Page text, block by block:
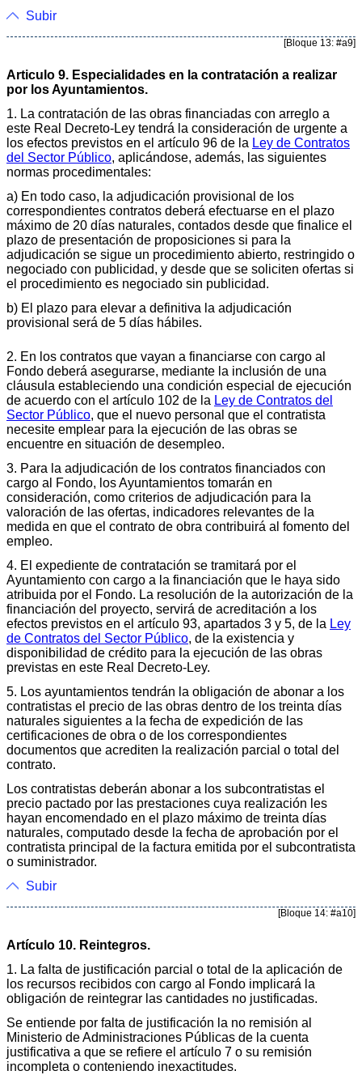
Subir
[Bloque 13: #a9]
Articulo 9. Especialidades en la contratación a realizar
por los Ayuntamientos.
1. La contratación de las obras financiadas con arreglo a
este Real Decreto-Ley tendrá la consideración de urgente a
los efectos previstos en el artículo 96 de la Ley de Contratos
del Sector Público, aplicándose, además, las siguientes
normas procedimentales:
a) En todo caso, la adjudicación provisional de los
correspondientes contratos deberá efectuarse en el plazo
máximo de 20 días naturales, contados desde que finalice el
plazo de presentación de proposiciones si para la
adjudicación se sigue un procedimiento abierto, restringido o
negociado con publicidad, y desde que se soliciten ofertas si
el procedimiento es negociado sin publicidad.
b) El plazo para elevar a definitiva la adjudicación
provisional será de 5 días hábiles.
2. En los contratos que vayan a financiarse con cargo al
Fondo deberá asegurarse, mediante la inclusión de una
cláusula estableciendo una condición especial de ejecución
de acuerdo con el artículo 102 de la Ley de Contratos del
Sector Público, que el nuevo personal que el contratista
necesite emplear para la ejecución de las obras se
encuentre en situación de desempleo.
3. Para la adjudicación de los contratos financiados con
cargo al Fondo, los Ayuntamientos tomarán en
consideración, como criterios de adjudicación para la
valoración de las ofertas, indicadores relevantes de la
medida en que el contrato de obra contribuirá al fomento del
empleo.
4. El expediente de contratación se tramitará por el
Ayuntamiento con cargo a la financiación que le haya sido
atribuida por el Fondo. La resolución de la autorización de la
financiación del proyecto, servirá de acreditación a los
efectos previstos en el artículo 93, apartados 3 y 5, de la Ley
de Contratos del Sector Público, de la existencia y
disponibilidad de crédito para la ejecución de las obras
previstas en este Real Decreto-Ley.
5. Los ayuntamientos tendrán la obligación de abonar a los
contratistas el precio de las obras dentro de los treinta días
naturales siguientes a la fecha de expedición de las
certificaciones de obra o de los correspondientes
documentos que acrediten la realización parcial o total del
contrato.
Los contratistas deberán abonar a los subcontratistas el
precio pactado por las prestaciones cuya realización les
hayan encomendado en el plazo máximo de treinta días
naturales, computado desde la fecha de aprobación por el
contratista principal de la factura emitida por el subcontratista
o suministrador.
Subir
[Bloque 14: #a10]
Artículo 10. Reintegros.
1. La falta de justificación parcial o total de la aplicación de
los recursos recibidos con cargo al Fondo implicará la
obligación de reintegrar las cantidades no justificadas.
Se entiende por falta de justificación la no remisión al
Ministerio de Administraciones Públicas de la cuenta
justificativa a que se refiere el artículo 7 o su remisión
incompleta o conteniendo inexactitudes.